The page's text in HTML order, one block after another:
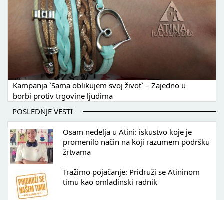
Kampanja `Sama oblikujem svoj život` – Zajedno u
borbi protiv trgovine ljudima
POSLEDNJE VESTI
Osam nedelja u Atini: iskustvo koje je
promenilo način na koji razumem podršku
žrtvama
Tražimo pojačanje: Pridruži se Atininom
timu kao omladinski radnik